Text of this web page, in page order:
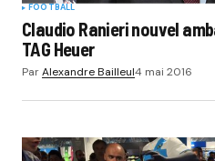
FOOTBALL
Claudio Ranieri nouvel
TAG Heuer
ParAlexandre Bailleul4 mai 2016